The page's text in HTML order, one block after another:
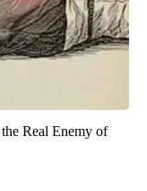
Real Enemy of